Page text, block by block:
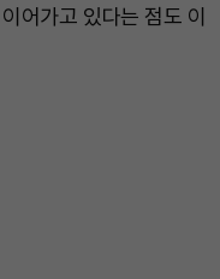
어가고 있다는 점도 이